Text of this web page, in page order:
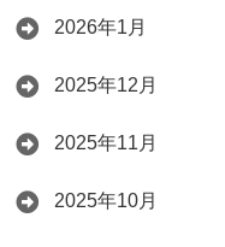
2026年1月
2025年12月
2025年11月
2025年10月